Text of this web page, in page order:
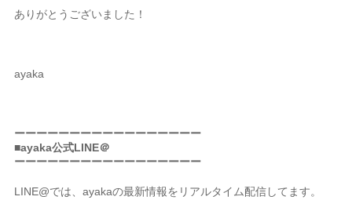
ありがとうございました！
ayaka
ーーーーーーーーーーーーーーーーー
■ayaka公式LINE＠
ーーーーーーーーーーーーーーーーー
LINE@では、ayakaの最新情報をリアルタイム配信してます。